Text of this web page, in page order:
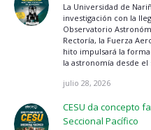
La Universidad de
investigación con la
Observatorio
Rectoría, la Fuerza
hito impulsará la
la astronomía desde el
julio 28, 2026
CESU da concepto
Seccional Pacífico